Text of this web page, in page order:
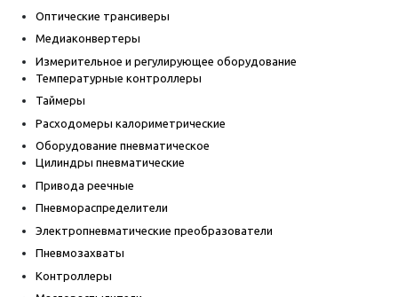
Оптические трансиверы
Медиаконвертеры
Измерительное и регулирующее оборудование
Температурные контроллеры
Таймеры
Расходомеры калориметрические
Оборудование пневматическое
Цилиндры пневматические
Привода реечные
Пневмораспределители
Электропневматические преобразователи
Пневмозахваты
Контроллеры